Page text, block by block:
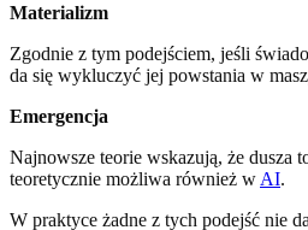
Materializm
Zgodnie z tym podejściem, jeśli
da się wykluczyć jej powstania w
Emergencja
Najnowsze teorie wskazują, że dusza
teoretycznie możliwa również w AI.
W praktyce żadne z tych podejść nie